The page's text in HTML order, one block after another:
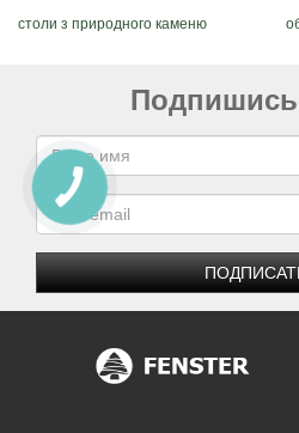
столи з природного каменю
Подпишись